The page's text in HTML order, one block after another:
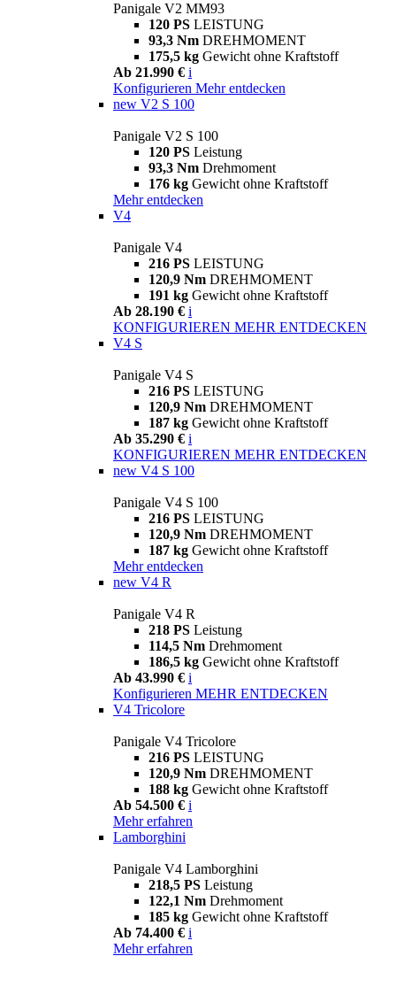
Panigale V2 MM93
120 PS LEISTUNG
93,3 Nm DREHMOMENT
175,5 kg Gewicht ohne Kraftstoff
Ab 21.990 € i
Konfigurieren Mehr entdecken
new V2 S 100
Panigale V2 S 100
120 PS Leistung
93,3 Nm Drehmoment
176 kg Gewicht ohne Kraftstoff
Mehr entdecken
V4
Panigale V4
216 PS LEISTUNG
120,9 Nm DREHMOMENT
191 kg Gewicht ohne Kraftstoff
Ab 28.190 € i
KONFIGURIEREN MEHR ENTDECKEN
V4 S
Panigale V4 S
216 PS LEISTUNG
120,9 Nm DREHMOMENT
187 kg Gewicht ohne Kraftstoff
Ab 35.290 € i
KONFIGURIEREN MEHR ENTDECKEN
new V4 S 100
Panigale V4 S 100
216 PS LEISTUNG
120,9 Nm DREHMOMENT
187 kg Gewicht ohne Kraftstoff
Mehr entdecken
new V4 R
Panigale V4 R
218 PS Leistung
114,5 Nm Drehmoment
186,5 kg Gewicht ohne Kraftstoff
Ab 43.990 € i
Konfigurieren MEHR ENTDECKEN
V4 Tricolore
Panigale V4 Tricolore
216 PS LEISTUNG
120,9 Nm DREHMOMENT
188 kg Gewicht ohne Kraftstoff
Ab 54.500 € i
Mehr erfahren
Lamborghini
Panigale V4 Lamborghini
218,5 PS Leistung
122,1 Nm Drehmoment
185 kg Gewicht ohne Kraftstoff
Ab 74.400 € i
Mehr erfahren